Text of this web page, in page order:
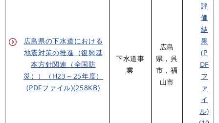
広島県の下水道における
地震対策の推進（復興基
本方針関連（全国防
災））（H23～25年度）
(PDFファイル)(258KB)
下水道事
業
広島
県，呉
市，福
山市
評
価
結
果
(P
DF
フ
ァ
イ
ル)